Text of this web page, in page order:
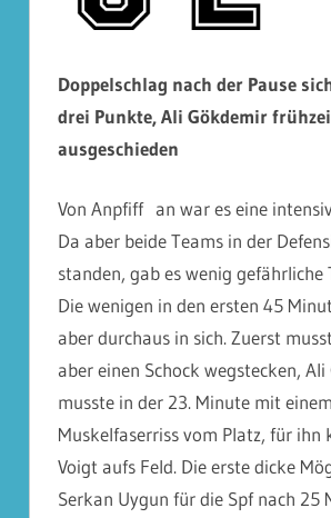
Doppelschlag nach der Pause
drei Punkte, Ali Gökdemir
ausgeschieden
Von Anpfiff an war es eine
Da aber beide Teams in der
standen, gab es wenig gefährliche
Die wenigen in den ersten 45
aber durchaus in sich. Zuerst
aber einen Schock wegstecken,
musste in der 23. Minute mit einem
Muskelfaserriss vom Platz, für ihn
Voigt aufs Feld. Die erste dicke
Serkan Uygun für die Spf nach 25